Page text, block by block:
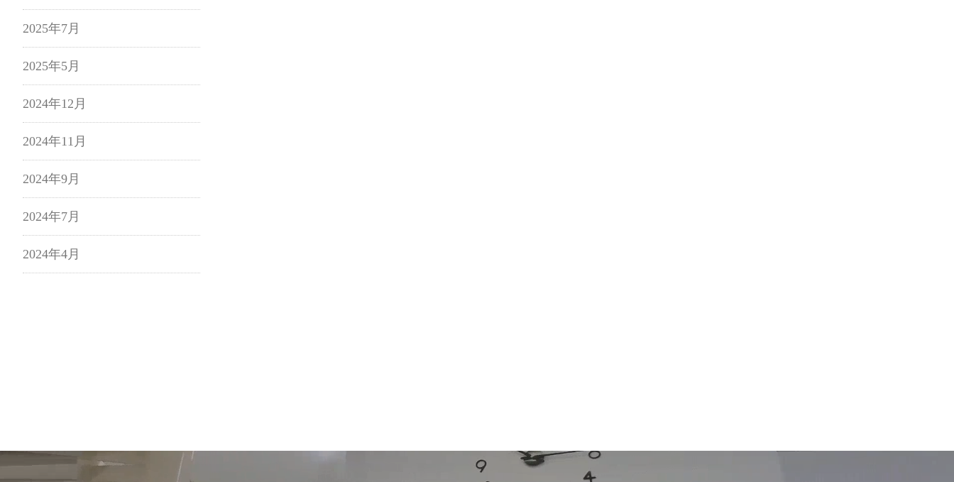
2025年7月
2025年5月
2024年12月
2024年11月
2024年9月
2024年7月
2024年4月